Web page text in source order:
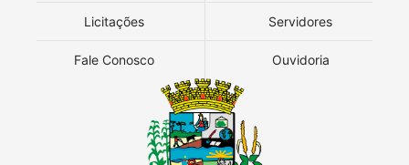
Licitações Servidores
Fale Conosco Ouvidoria